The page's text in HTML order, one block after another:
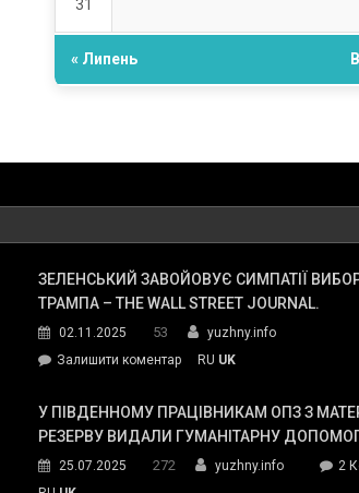
31
« Липень
ЗЕЛЕНСЬКИЙ ЗАВОЙОВУЄ СИМПАТІЇ
ТРАМПА – THE WALL STREET JOURNAL.
02.11.2025 53
yuzhny.info
Залишити коментарon
завойовує
симпатії
Трампа
RU UK
У ПІВДЕННОМУ ПРАЦІВНИКАМ ОПЗ З
РЕЗЕРВУ ВИДАЛИ ГУМАНІТАРНУ
25.07.2025 272 yuzhny.info 2